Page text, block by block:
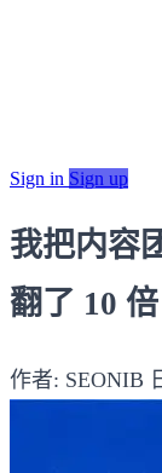
Sign in Sign up
我把内容
翻了 10 倍
作者: SEONIB